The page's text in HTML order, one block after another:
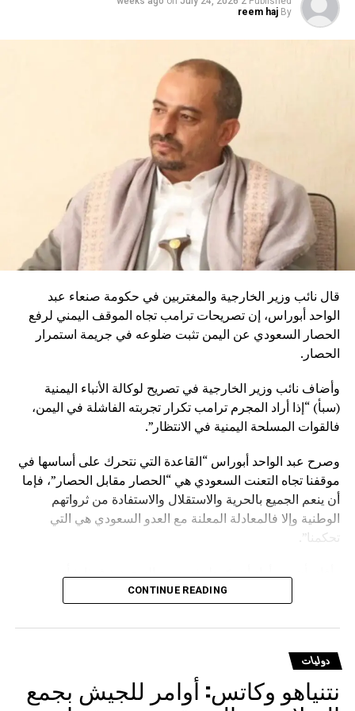
DON'T MISS
رئيس الأركان الإسرائيلي إيال زامير: سنواصل ضرب حزب
الله وسنستغل كل فرصة والغارات لن تتوقف
By
reem haj
قال نائب وزير الخارجية والمغتربين في حكومة صنعاء عبد
الواحد أبوراس، إن تصريحات ترامب تجاه الموقف اليمني لرفع
الحصار السعودي عن اليمن تثبت ضلوعه في جريمة استمرار
الحصار.
وأضاف نائب وزير الخارجية في تصريح لوكالة الأنباء اليمنية
(سبأ) “إذا أراد المجرم ترامب تكرار تجربته الفاشلة في اليمن،
فالقوات المسلحة اليمنية في الانتظار”.
وصرح عبد الواحد أبوراس “القاعدة التي نتحرك على أساسها في
موقفنا تجاه التعنت السعودي هي “الحصار مقابل الحصار”، فإما
أن ينعم الجميع بالحرية والاستقلال والاستفادة من ثرواتهم
الوطنية وإلا فالمعادلة المعلنة مع العدو السعودي هي التي
تحكمنا”.
وسيدفع ثمنا باهظا نتيجة قراره الخاطئ، مؤكدا أنهم يتحركون
المشروعة للشعوب إلا قانون الغاب، مشيرا إلى أن على
السعودية أن تعي جيدا أن المخرج الوحيد لرفع الحصار عنها يتمثل
في رفع الحصار عن اليمن.
CONTINUE READING
دوليات
نتنياهو وكاتس: أوامر للجيش بجمع